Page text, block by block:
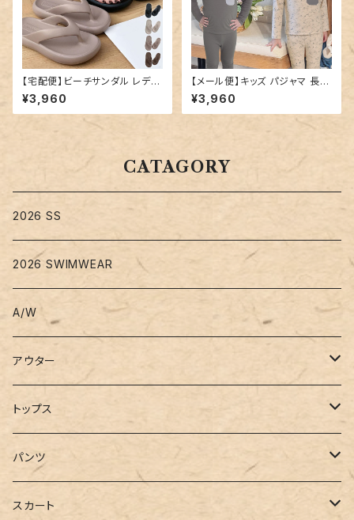
【宅配便】ビーチサンダル レディ
ース 厚底 軽量 サンダル／san
dal189
¥3,960
【メール便】キッズ パジャマ 長袖
男の子 女の子／roomwear26
3
¥3,960
CATAGORY
2026 SS
2026 SWIMWEAR
A/W
アウター
コート
ジャケット
ブルゾン
トップス
Tシャツ
カットソー
パンツ
デニム
スカート